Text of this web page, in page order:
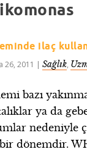
ilaç
26, 2011 |Sağlık,
bazı
ya da
nedeniyle
bir dönemdir.